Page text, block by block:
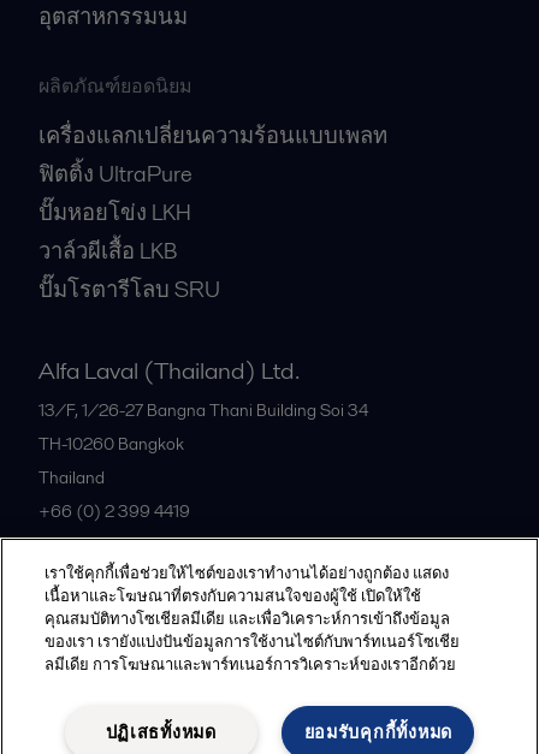
อุตสาหกรรมนม
ผลิตภัณฑ์ยอดนิยม
เครื่องแลกเปลี่ยนความร้อนแบบเพลท
ฟิตติ้ง UltraPure
ปั๊มหอยโข่ง LKH
วาล์วผีเสื้อ LKB
ปั๊มโรตารีโลบ SRU
Alfa Laval (Thailand) Ltd.
13/F, 1/26-27 Bangna Thani Building Soi 34
TH-10260 Bangkok
Thailand
+66 (0) 2 399 4419
All offices
Legal terms and conditions
เราใช้คุกกี้เพื่อช่วยให้ไซต์ของเราทำงานได้อย่างถูกต้อง แสดง
เนื้อหาและโฆษณาที่ตรงกับความสนใจของผู้ใช้ เปิดให้ใช้
คุณสมบัติทางโซเชียลมีเดีย และเพื่อวิเคราะห์การเข้าถึงข้อมูล
ของเรา เรายังแบ่งปันข้อมูลการใช้งานไซต์กับพาร์ทเนอร์โซเชีย
ลมีเดีย การโฆษณาและพาร์ทเนอร์การวิเคราะห์ของเราอีกด้วย
ยอมรับคุกกี้ทั้งหมด
ปฏิเสธทั้งหมด